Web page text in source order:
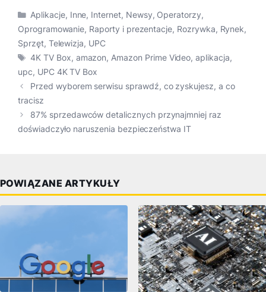
Kategorie
Aplikacje, Inne, Internet, Newsy, Operatorzy,
Oprogramowanie, Raporty i prezentacje, Rozrywka, Rynek,
Sprzęt, Telewizja, UPC
Tagi
4K TV Box, amazon,Amazon Prime Video,aplikacja,
upc, UPC 4K TV Box
Przed wyborem serwisu sprawdź, co zyskujesz, a co
tracisz
87% sprzedawców detalicznych przynajmniej raz
doświadczyło naruszenia bezpieczeństwa IT
POWIĄZANE ARTYKUŁY